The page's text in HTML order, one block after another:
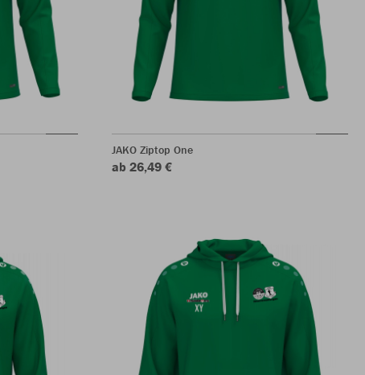
JAKO Ziptop One
ab 26,49 €